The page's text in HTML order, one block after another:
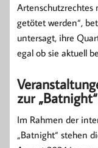
Artenschutzrechtes
getötet werden“,
untersagt, ihre
egal ob sie aktuell
zur
Im Rahmen der
„Batnight“ stehen